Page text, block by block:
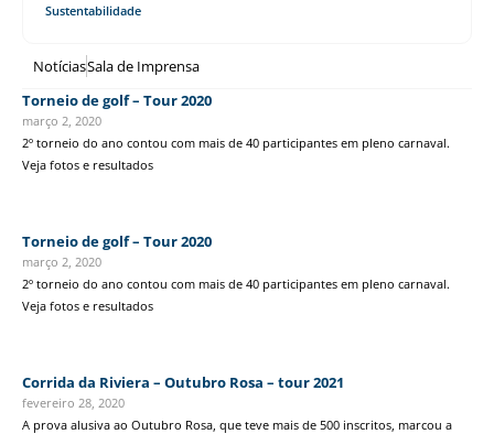
NotíciasSala de Imprensa
Torneio de golf – Tour 2020
março 2, 2020
2º torneio do ano contou com mais de 40 participantes em pleno carnaval.
Veja fotos e resultados
Torneio de golf – Tour 2020
março 2, 2020
2º torneio do ano contou com mais de 40 participantes em pleno carnaval.
Veja fotos e resultados
Corrida da Riviera – Outubro Rosa – tour 2021
fevereiro 28, 2020
A prova alusiva ao Outubro Rosa, que teve mais de 500 inscritos, marcou a
Sustentabilidade